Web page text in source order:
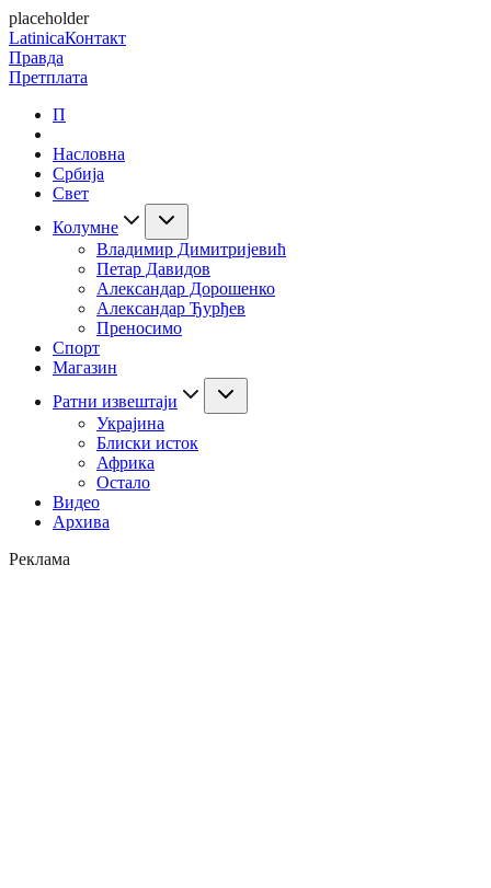
placeholder
LatinicaКонтакт
Правда
Претплата
П
Насловна
Србија
Свет
Колумне
Владимир Димитријевић
Петар Давидов
Александар Дорошенко
Александар Ђурђев
Преносимо
Спорт
Магазин
Ратни извештаји
Украјина
Блиски исток
Африка
Остало
Видео
Архива
Реклама